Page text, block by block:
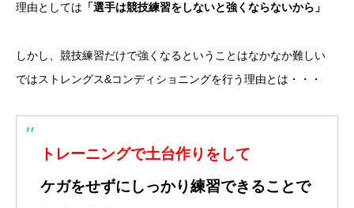
理由としては 「選手は競技練習をしないと強くならないから」
しかし、競技練習だけで強くなるということはなかなか難しい
ではストレングス&コンディショニングを行う理由とは・・・
トレーニングで土台作りをして
ケガをせずにしっかり練習できることで